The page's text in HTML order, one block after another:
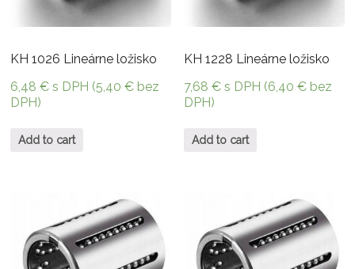
KH 1026 Lineárne ložisko
6,48€ s DPH (5,40€ bez
DPH)
Add to cart
KH 1228 Lineárne ložisko
7,68€ s DPH (6,40€ bez
DPH)
Add to cart